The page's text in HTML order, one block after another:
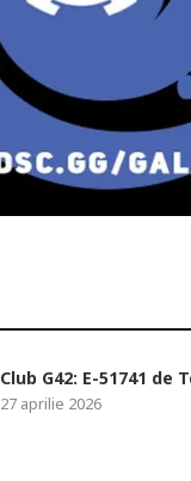
Club G42: E-51741 de
27 aprilie 2026